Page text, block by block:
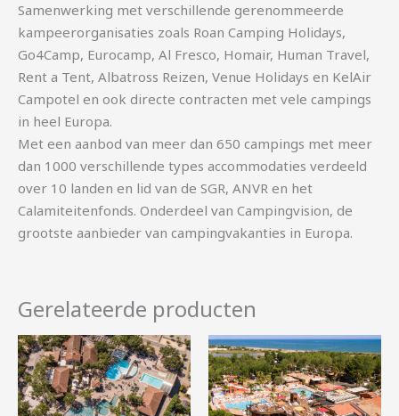
Samenwerking met verschillende gerenommeerde
kampeerorganisaties zoals Roan Camping Holidays,
Go4Camp, Eurocamp, Al Fresco, Homair, Human Travel,
Rent a Tent, Albatross Reizen, Venue Holidays en KelAir
Campotel en ook directe contracten met vele campings
in heel Europa.
Met een aanbod van meer dan 650 campings met meer
dan 1000 verschillende types accommodaties verdeeld
over 10 landen en lid van de SGR, ANVR en het
Calamiteitenfonds. Onderdeel van Campingvision, de
grootste aanbieder van campingvakanties in Europa.
Gerelateerde producten